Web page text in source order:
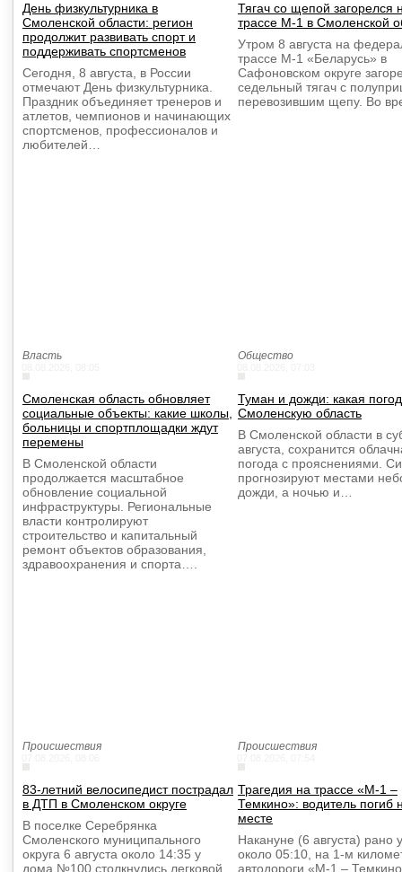
День физкультурника в
Смоленской области: регион
продолжит развивать спорт и
поддерживать спортсменов
Сегодня, 8 августа, в России
отмечают День физкультурника.
Праздник объединяет тренеров и
атлетов, чемпионов и начинающих
спортсменов, профессионалов и
любителей…
Тягач со щепой загорелся
трассе М-1 в Смоленской
Утром 8 августа на
трассе М-1 «Беларусь» в
Сафоновском округе
седельный тягач с
перевозившим щепу. Во
Власть
Смоленская область обновляет
социальные объекты: какие школы,
больницы и спортплощадки ждут
перемены
В Смоленской области
продолжается масштабное
обновление социальной
инфраструктуры. Региональные
власти контролируют
строительство и капитальный
ремонт объектов образования,
здравоохранения и спорта….
Общество
Туман и дожди: какая
Смоленскую область
В Смоленской области в
августа, сохранится
погода с прояснениями.
прогнозируют местами
дожди, а ночью и…
Происшествия
83-летний велосипедист пострадал
в ДТП в Смоленском округе
В поселке Серебрянка
Смоленского муниципального
округа 6 августа около 14:35 у
дома №100 столкнулись легковой
Происшествия
Трагедия на трассе «М-1 –
Темкино»: водитель погиб
месте
Накануне (6 августа) рано
около 05:10, на 1-м
автодороги «М-1 –